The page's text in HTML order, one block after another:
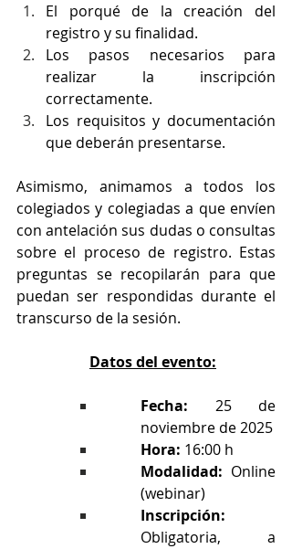
El porqué de la creación del
registro y su finalidad.
Los pasos necesarios para
realizar la inscripción
correctamente.
Los requisitos y documentación
que deberán presentarse.
Asimismo, animamos a todos los
colegiados y colegiadas a que envíen
con antelación sus dudas o consultas
sobre el proceso de registro. Estas
preguntas se recopilarán para que
puedan ser respondidas durante el
transcurso de la sesión.
Datos del evento:
Fecha: 25 de
noviembre de 2025
Hora: 16:00 h
Modalidad: Online
(webinar)
Inscripción:
Obligatoria, a